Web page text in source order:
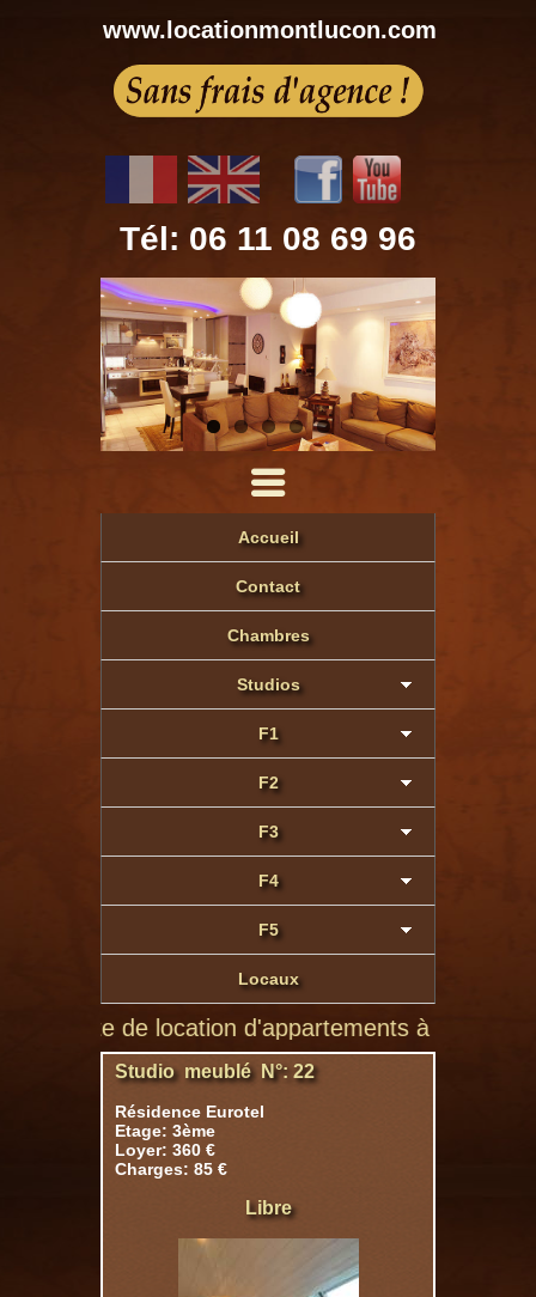
www.locationmontlucon.com
Tél: 06 11 08 69 96
Accueil
Contact
Chambres
Studios
F1
F2
F3
F4
F5
Locaux
site de location d'appartements à Montluçon de
Studio meublé N°: 22
Résidence Eurotel
Etage: 3ème
Loyer: 360 €
Charges: 85 €
Libre